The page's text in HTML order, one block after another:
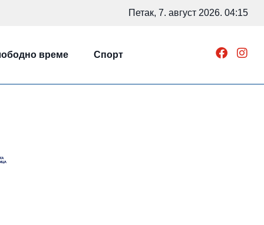
Петак, 7. август 2026. 04:15
време Спорт